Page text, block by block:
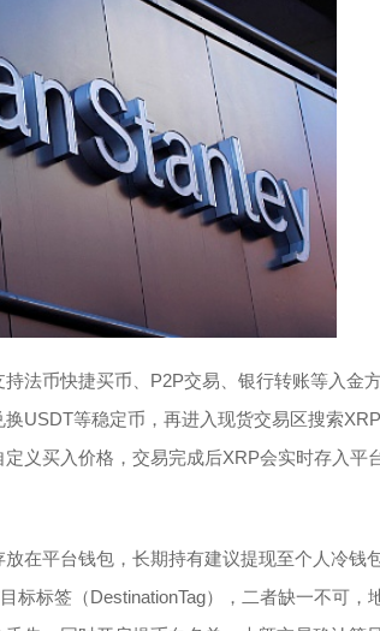
法币快捷买币、P2P交易、银行转账等入金
USDT等稳定币，再进入现货交易区搜索
义买入价格，交易完成后XRP会实时存入平
在平台钱包，长期持有建议提现至个人冷钱
标签（DestinationTag），二者缺一不可，